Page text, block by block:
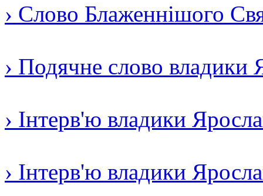
› Слово Блаженнішого
› Подячне слово владики
› Інтерв'ю владики
› Інтерв'ю владики